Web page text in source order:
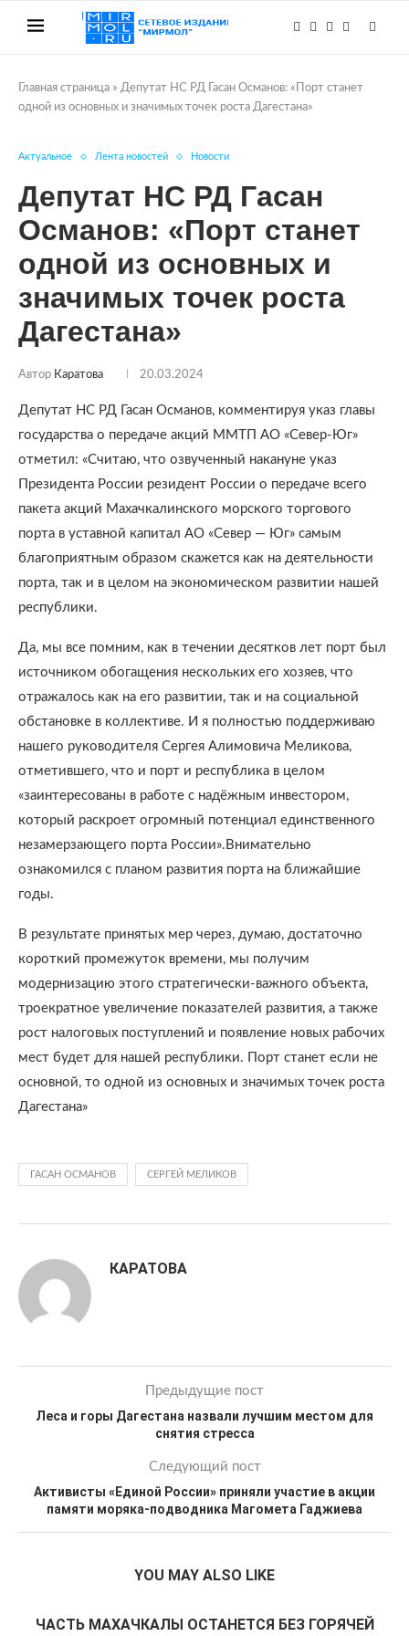
Главная страница » Депутат НС РД Гасан Османов: «Порт станет
одной из основных и значимых точек роста Дагестана»
Актуальное Лента новостей Новости
Депутат НС РД Гасан
Османов: «Порт станет
одной из основных и
значимых точек роста
Дагестана»
Автор Каратова 20.03.2024
Депутат НС РД Гасан Османов, комментируя указ главы
государства о передаче акций ММТП АО «Север-Юг»
отметил: «Считаю, что озвученный накануне указ
Президента России резидент России о передаче всего
пакета акций Махачкалинского морского торгового
порта в уставной капитал АО «Север — Юг» самым
благоприятным образом скажется как на деятельности
порта, так и в целом на экономическом развитии нашей
республики.
Да, мы все помним, как в течении десятков лет порт был
источником обогащения нескольких его хозяев, что
отражалось как на его развитии, так и на социальной
обстановке в коллективе. И я полностью поддерживаю
нашего руководителя Сергея Алимовича Меликова,
отметившего, что и порт и республика в целом
«заинтересованы в работе с надёжным инвестором,
который раскроет огромный потенциал единственного
незамерзающего порта России».Внимательно
ознакомился с планом развития порта на ближайшие
годы.
В результате принятых мер через, думаю, достаточно
короткий промежуток времени, мы получим
модернизацию этого стратегически-важного объекта,
троекратное увеличение показателей развития, а также
рост налоговых поступлений и появление новых рабочих
мест будет для нашей республики. Порт станет если не
основной, то одной из основных и значимых точек роста
Дагестана»
ГАСАН ОСМАНОВ СЕРГЕЙ МЕЛИКОВ
КАРАТОВА
Предыдущие пост
Леса и горы Дагестана назвали лучшим местом для
снятия стресса
Следующий пост
Активисты «Единой России» приняли участие в акции
памяти моряка-подводника Магомета Гаджиева
YOU MAY ALSO LIKE
ЧАСТЬ МАХАЧКАЛЫ ОСТАНЕТСЯ БЕЗ ГОРЯЧЕЙ